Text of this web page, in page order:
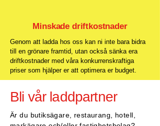
Minskade driftkostnader
Genom att ladda hos oss kan ni inte bara bidra
till en grönare framtid, utan också sänka era
driftkostnader med våra konkurrenskraftiga
priser som hjälper er att optimera er budget.
Bli vår laddpartner
Är du butiksägare, restaurang, hotell,